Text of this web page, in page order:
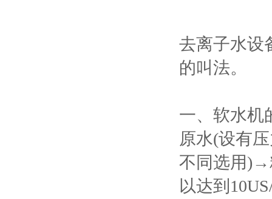
去离子水设
的叫法。
一、软水机
原水(设有
不同选用)→
以达到